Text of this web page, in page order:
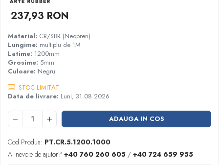
Garnituri racord filetat
Garnituri tip flanse
Pentru etansari cu gauri de trecere a
prezoanelor (full face) conform DIN
86071
Pentru flanse plate cu umar (RF) conform
DIN 2690
237,93 RON
Material: CR/SBR (Neopren)
Lungime: multiplu de 1M
Latime: 1200mm
Grosime: 5mm
Culoare: Negru
STOC LIMITAT
Data de livrare: Luni, 31.08.2026
ADAUGA IN COS
Cod Produs: PT.CR.5.1200.1000
Ai nevoie de ajutor? +40 760 260 605 / +40 724 659 955